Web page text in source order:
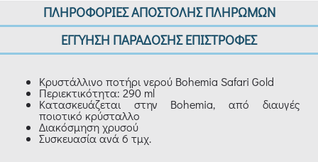
ΠΛΗΡΟΦΟΡΙΕΣ ΑΠΟΣΤΟΛΗΣ ΠΛΗΡΩΜΩΝ
ΕΓΓΥΗΣΗ ΠΑΡΑΔΟΣΗΣ ΕΠΙΣΤΡΟΦΕΣ
Κρυστάλλινο ποτήρι νερού Bohemia Safari Gold
Περιεκτικότητα: 290 ml
Κατασκευάζεται στην Bohemia, από διαυγές
ποιοτικό κρύσταλλο
Διακόσμηση χρυσού
Συσκευασία ανά 6 τμχ.